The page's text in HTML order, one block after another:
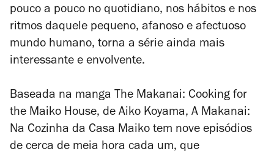
pouco a pouco no quotidiano, nos hábitos e nos
ritmos daquele pequeno, afanoso e afectuoso
mundo humano, torna a série ainda mais
interessante e envolvente.
Baseada na manga The Makanai: Cooking for
the Maiko House, de Aiko Koyama, A Makanai:
Na Cozinha da Casa Maiko tem nove episódios
de cerca de meia hora cada um, que